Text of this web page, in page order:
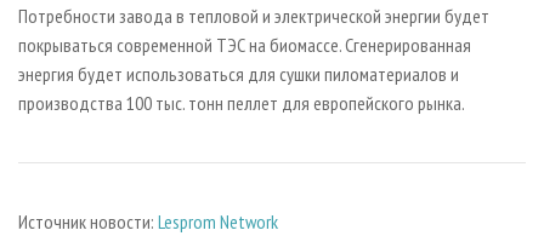
Потребности завода в тепловой и электрической энергии будет
покрываться современной ТЭС на биомассе. Сгенерированная
энергия будет использоваться для сушки пиломатериалов и
производства 100 тыс. тонн пеллет для европейского рынка.
Источник новости: Lesprom Network